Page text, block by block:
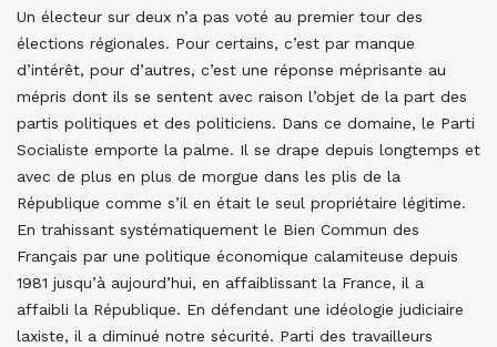
Un électeur sur deux n’a pas voté au premier tour des
élections régionales. Pour certains, c’est par manque
d’intérêt, pour d’autres, c’est une réponse méprisante au
mépris dont ils se sentent avec raison l’objet de la part des
partis politiques et des politiciens. Dans ce domaine, le Parti
Socialiste emporte la palme. Il se drape depuis longtemps et
avec de plus en plus de morgue dans les plis de la
République comme s’il en était le seul propriétaire légitime.
En trahissant systématiquement le Bien Commun des
Français par une politique économique calamiteuse depuis
1981 jusqu’à aujourd’hui, en affaiblissant la France, il a
affaibli la République. En défendant une idéologie judiciaire
laxiste, il a diminué notre sécurité. Parti des travailleurs